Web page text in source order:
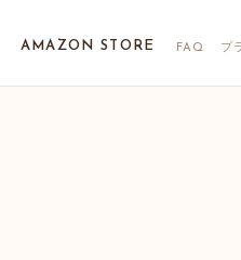
AMAZON STORE FAQ プ